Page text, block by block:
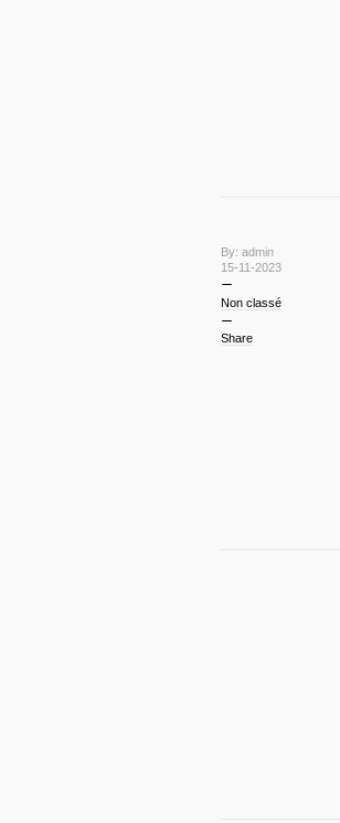
By: admin
15-11-2023
Non classé
Share